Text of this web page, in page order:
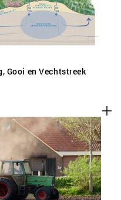
Gooi en Vechtstreek